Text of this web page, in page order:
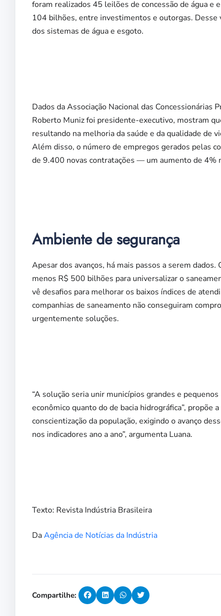
foram realizados 45 leilões de concessão de água
104 bilhões, entre investimentos e outorgas.
dos sistemas de água e esgoto.
Dados da Associação Nacional das Concessionárias
Roberto Muniz foi presidente-executivo, mostram
resultando na melhoria da saúde e da qualidade de
Além disso, o número de empregos gerados pelas
de 9.400 novas contratações — um aumento de 4%
Ambiente de segurança
Apesar dos avanços, há mais passos a serem
menos R$ 500 bilhões para universalizar o
vê desafios para melhorar os baixos índices de
companhias de saneamento não conseguiram
urgentemente soluções.
“A solução seria unir municípios grandes e
econômico quanto do de bacia hidrográfica”, propõe
conscientização da população, exigindo o avanço
nos indicadores ano a ano”, argumenta Luana.
Texto: Revista Indústria Brasileira
DaAgência de Notícias da Indústria
Compartilhe: